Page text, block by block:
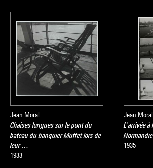
Jean Moral
Chaises longues sur le pont du
bateau du banquier Muffet lors de
leur …
1933
Jean Moral
L'arrivée à
Normandie
1935